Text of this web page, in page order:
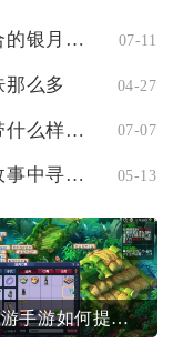
影之刃如何根据职业选择适合的银月加点 07-11
么多 04-27
攻城掠地攻城时诸葛亮会携带什么样的套装 07-07
如何在哈利波特魔法觉醒的故事中寻找线索 05-13
梦幻西游手游如何提高收米效率